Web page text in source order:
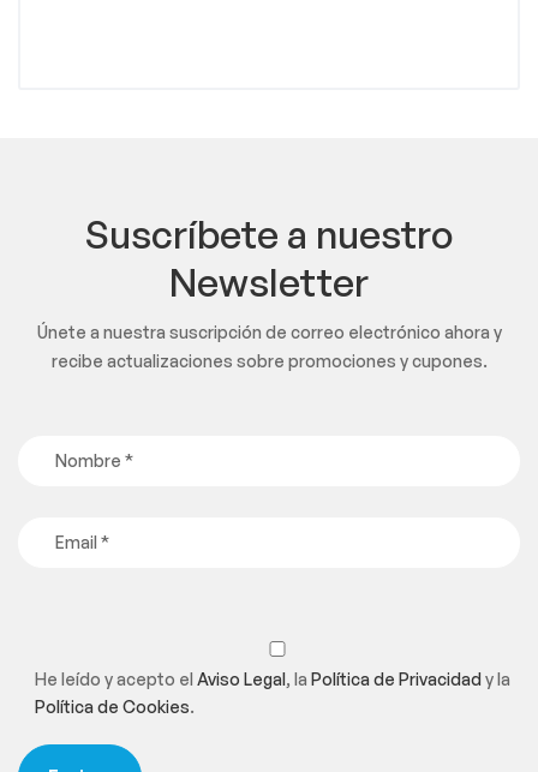
Suscríbete a nuestro
Newsletter
Únete a nuestra suscripción de correo electrónico ahora y
recibe actualizaciones sobre promociones y cupones.
He leído y acepto el Aviso Legal, la Política de Privacidady la
Política de Cookies.